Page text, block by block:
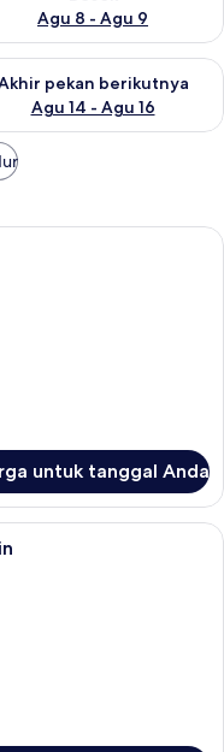
Agu 8 - Agu 9
ini Agu 7 - Agu 9
pekan berikutnya
Agu 14 - Agu 16
ketersediaan untuk
Double Standar | Seprai
untuk tanggal Anda
Standar, 2 Tempat Tidur